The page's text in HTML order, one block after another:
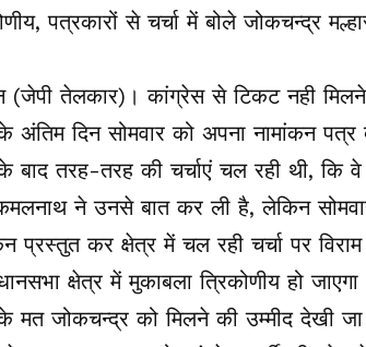
पत्रकारों से चर्चा में बोले जोकचन्द्र
(जेपी तेलकार)। कांग्रेस से टिकट नही
अंतिम दिन सोमवार को अपना नामांकन
बाद तरह-तरह की चर्चाएं चल रही थी, कि
ने उनसे बात कर ली है, लेकिन सोमवार
प्रस्तुत कर क्षेत्र में चल रही चर्चा पर
क्षेत्र में मुकाबला त्रिकोणीय हो
मत जोकचन्द्र को मिलने की उम्मीद देखी